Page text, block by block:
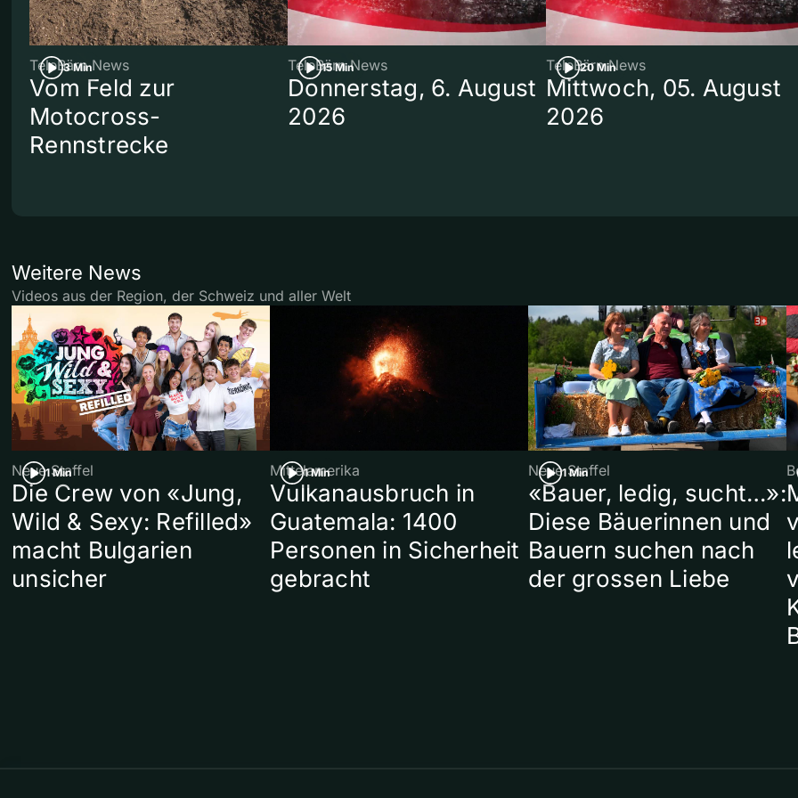
3 Min
TeleBärn News
Vom Feld zur
Motocross-
Rennstrecke
15 Min
TeleBärn News
Donnerstag, 6. August
2026
20 Min
TeleBärn News
Mittwoch, 05. August
2026
Weitere News
Videos aus der Region, der Schweiz und aller Welt
1 Min
Neue Staffel
Die Crew von «Jung,
Wild & Sexy: Refilled»
macht Bulgarien
unsicher
1 Min
Mittelamerika
Vulkanausbruch in
Guatemala: 1400
Personen in Sicherheit
gebracht
1 Min
Neue Staffel
«Bauer, ledig, sucht…»:
Diese Bäuerinnen und
Bauern suchen nach
der grossen Liebe